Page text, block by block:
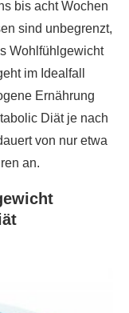
bis acht Wochen
sind unbegrenzt,
Wohlfühlgewicht
im Idealfall
Ernährung
Diät je nach
von nur etwa
an.